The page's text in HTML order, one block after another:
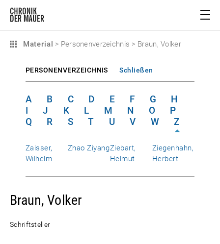
Material > Personenverzeichnis > Braun, Volker
PERSONENVERZEICHNIS Schließen
A B C D E F G
H
I
J K L M N O
P
Q
R S T U V W Z
Zaisser,
Wilhelm
Zhao ZiyangZiebart,
Helmut
Ziegenhahn,
Herbert
Braun, Volker
Schriftsteller